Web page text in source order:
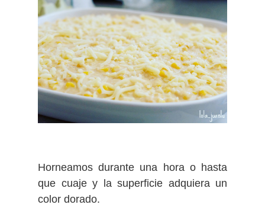
Horneamos durante una hora o hasta
que cuaje y la superficie adquiera un
color dorado.